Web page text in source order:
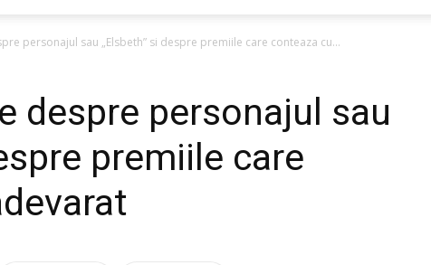
personajul sau „Elsbeth” si despre premiile care conteaza cu...
despre personajul sau
premiile care